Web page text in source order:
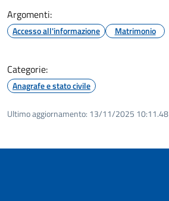
Argomenti:
Accesso all'informazione Matrimonio
Categorie:
Anagrafe e stato civile
Ultimo aggiornamento: 13/11/2025 10:11.48